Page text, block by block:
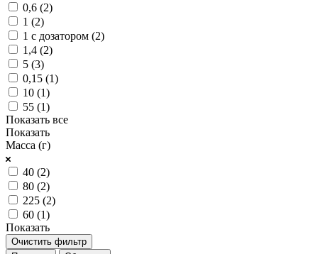
0,6 (2)
1 (2)
1 с дозатором (2)
1,4 (2)
5 (3)
0,15 (1)
10 (1)
55 (1)
Показать все
Показать
Масса (г)
40 (2)
80 (2)
225 (2)
60 (1)
Показать
Очистить фильтр